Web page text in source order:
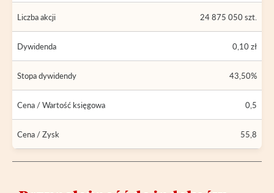
Liczba akcji 24 875 050 szt.
Dywidenda 0,10 zł
Stopa dywidendy 43,50%
Cena / Wartość księgowa 0,5
Cena / Zysk 55,8